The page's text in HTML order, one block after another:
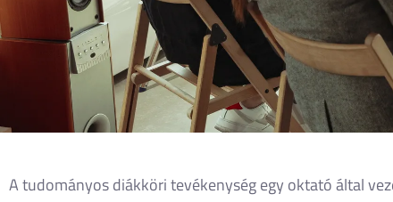
A tudományos diákköri tevékenység egy oktató által